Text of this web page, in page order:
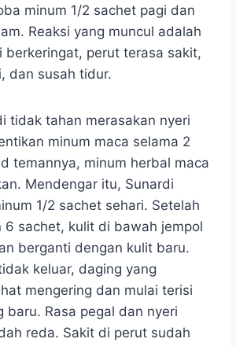
minum 1/2 sachet pagi dan
Reaksi yang muncul adalah
berkeringat, perut terasa sakit,
dan susah tidur.
tidak tahan merasakan nyeri
minum maca selama 2
temannya, minum herbal maca
Mendengar itu, Sunardi
1/2 sachet sehari. Setelah
6 sachet, kulit di bawah jempol
berganti dengan kulit baru.
keluar, daging yang
mengering dan mulai terisi
baru. Rasa pegal dan nyeri
reda. Sakit di perut sudah